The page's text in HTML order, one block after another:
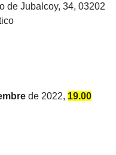
de Jubalcoy, 34, 03202
de 2022, 19.00